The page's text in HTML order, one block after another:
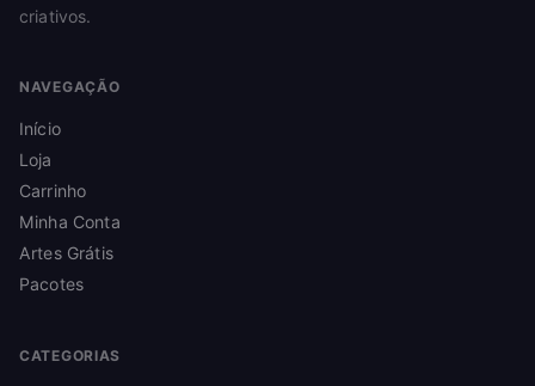
criativos.
NAVEGAÇÃO
Início
Loja
Carrinho
Minha Conta
Artes Grátis
Pacotes
CATEGORIAS